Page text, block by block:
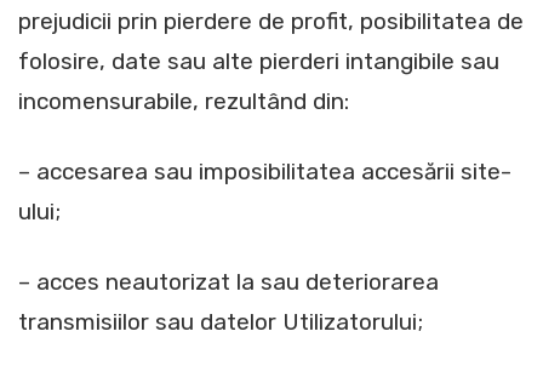
prejudicii prin pierdere de profit, posibilitatea de
folosire, date sau alte pierderi intangibile sau
incomensurabile, rezultând din:
– accesarea sau imposibilitatea accesării site-
ului;
– acces neautorizat la sau deteriorarea
transmisiilor sau datelor Utilizatorului;